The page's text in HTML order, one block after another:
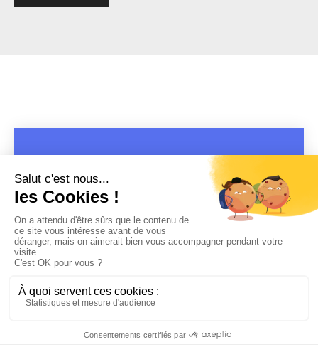
MENTIONS LÉGALES-POLITIQUE DE CONFIDENTIALITÉ